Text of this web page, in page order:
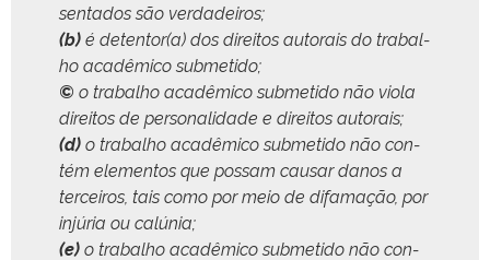
sen­ta­dos são verdadeiros;
(b) é detentor(a) dos dire­itos autorais do tra­bal­
ho acadêmi­co submetido;
© o tra­bal­ho acadêmi­co sub­meti­do não vio­la
dire­itos de per­son­al­i­dade e dire­itos autorais;
(d) o tra­bal­ho acadêmi­co sub­meti­do não con­
tém ele­men­tos que pos­sam causar danos a
ter­ceiros, tais como por meio de difamação, por
injúria ou calúnia;
(e) o tra­bal­ho acadêmi­co sub­meti­do não con­